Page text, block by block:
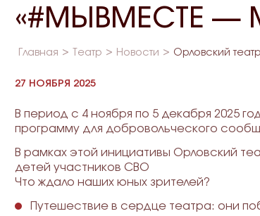
«#МЫВМЕСТЕ —
Главная Театр Новости Орловский
27 НОЯБРЯ 2025
В период с 4 ноября по 5 декабря 2025
программу для добровольческого
В рамках этой инициативы Орловский
детей участников СВО
Что ждало наших юных зрителей?
Путешествие в сердце театра: они